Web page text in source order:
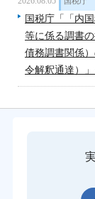
国税庁「「内
等に係る調書
債務調書関係
令解釈通達）